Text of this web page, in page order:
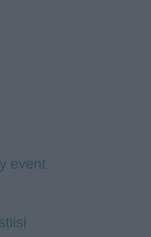
event